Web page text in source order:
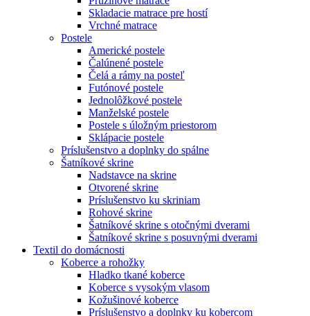
Skladacie matrace pre hostí
Vrchné matrace
Postele
Americké postele
Čalúnené postele
Čelá a rámy na posteľ
Futónové postele
Jednolôžkové postele
Manželské postele
Postele s úložným priestorom
Sklápacie postele
Príslušenstvo a doplnky do spálne
Šatníkové skrine
Nadstavce na skrine
Otvorené skrine
Príslušenstvo ku skriniam
Rohové skrine
Šatníkové skrine s otočnými dverami
Šatníkové skrine s posuvnými dverami
Textil do domácnosti
Koberce a rohožky
Hladko tkané koberce
Koberce s vysokým vlasom
Kožušinové koberce
Príslušenstvo a doplnky ku kobercom